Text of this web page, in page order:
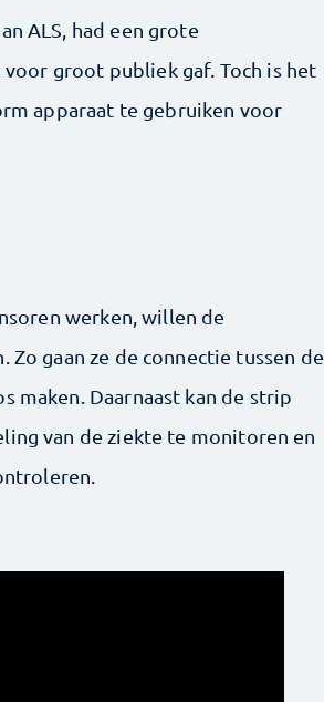
ALS, had een grote
groot publiek gaf. Toch is het
apparaat te gebruiken voor
werken, willen de
gaan ze de connectie tussen de
maken. Daarnaast kan de strip
van de ziekte te monitoren en